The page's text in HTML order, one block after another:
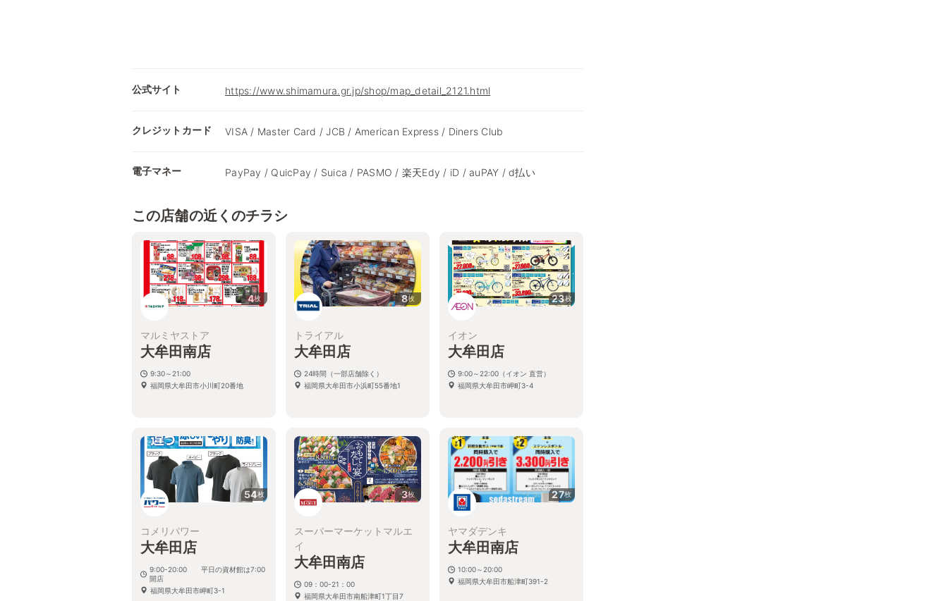
公式サイト https://www.shimamura.gr.jp/shop/map_detail_2121.html
クレジットカード VISA / Master Card / JCB / American Express / Diners Club
電子マネー PayPay / QuicPay / Suica / PASMO / 楽天Edy / iD / auPAY / d払い
この店舗の近くのチラシ
4枚
マルミヤストア
大牟田南店
9:30～21:00
福岡県大牟田市小川町20番地
8枚
トライアル
大牟田店
24時間（一部店舗除く）
福岡県大牟田市小浜町55番地1
23枚
イオン
大牟田店
9:00～22:00（イオン 直営）
福岡県大牟田市岬町3-4
54枚
コメリパワー
大牟田店
9:00-20:00 平日の資材館は7:00
開店
福岡県大牟田市岬町3-1
3枚
スーパーマーケットマルエ
イ
大牟田南店
09：00-21：00
福岡県大牟田市南船津町1丁目7
27枚
ヤマダデンキ
大牟田南店
10:00～20:00
福岡県大牟田市船津町391-2